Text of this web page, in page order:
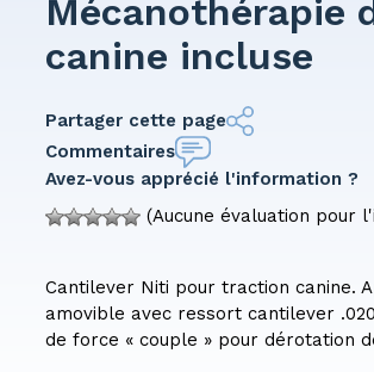
Mécanothérapie
canine incluse
Partager cette page
Commentaires
Avez-vous apprécié l'information ?
(Aucune évaluation pour
Cantilever Niti pour traction canine.
amovible avec ressort cantilever
de force « couple » pour dérotation